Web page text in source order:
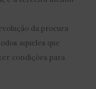
da procura
aqueles que
condições para